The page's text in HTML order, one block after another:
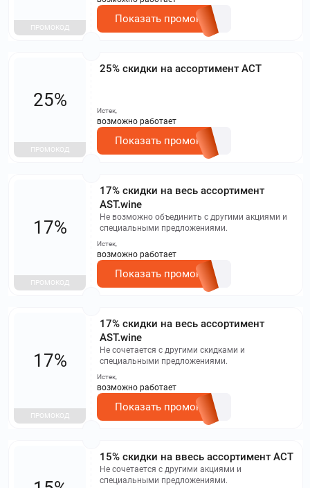
ПРОМОКОД
Показать промокод
25% скидки на ассортимент АСТ
25%
ПРОМОКОД
Истек,
возможно работает
Показать промокод
17% скидки на весь ассортимент
AST.wine
Не возможно объединить с другими акциями и
специальными предложениями.
17%
ПРОМОКОД
Истек,
возможно работает
Показать промокод
17% скидки на весь ассортимент
AST.wine
Не сочетается с другими скидками и
специальными предложениями.
17%
ПРОМОКОД
Истек,
возможно работает
Показать промокод
15% скидки на ввесь ассортимент АСТ
Не сочетается с другими акциями и
специальными предложениями.